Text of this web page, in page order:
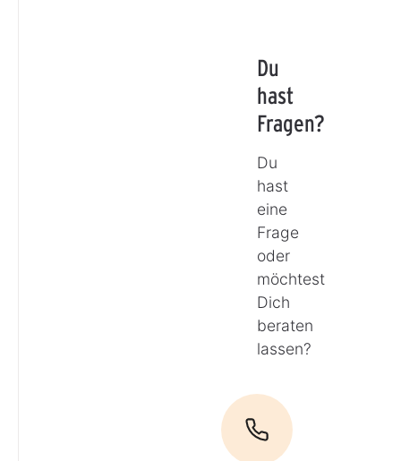
Du
hast
Fragen?
Du
hast
eine
Frage
oder
möchtest
Dich
beraten
lassen?